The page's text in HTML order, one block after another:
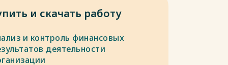
и скачать работу
и контроль финансовых
деятельности